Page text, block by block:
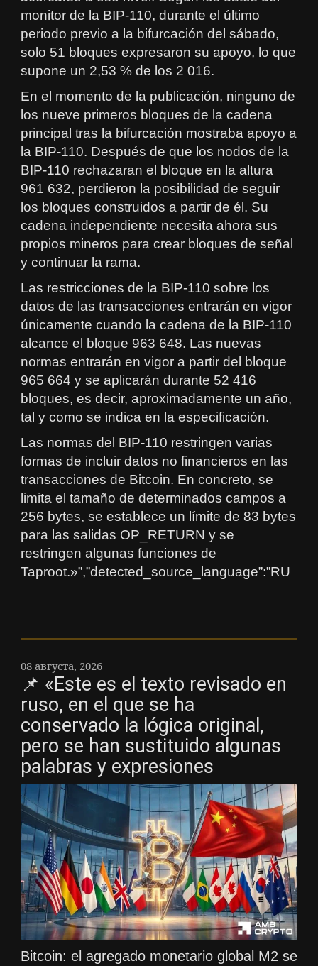
monitor de la BIP-110, durante el último
periodo previo a la bifurcación del sábado,
solo 51 bloques expresaron su apoyo, lo que
supone un 2,53 % de los 2 016.
En el momento de la publicación, ninguno de
los nueve primeros bloques de la cadena
principal tras la bifurcación mostraba apoyo a
la BIP-110. Después de que los nodos de la
BIP-110 rechazaran el bloque en la altura
961 632, perdieron la posibilidad de seguir
los bloques construidos a partir de él. Su
cadena independiente necesita ahora sus
propios mineros para crear bloques de señal
y continuar la rama.
Las restricciones de la BIP-110 sobre los
datos de las transacciones entrarán en vigor
únicamente cuando la cadena de la BIP-110
alcance el bloque 963 648. Las nuevas
normas entrarán en vigor a partir del bloque
965 664 y se aplicarán durante 52 416
bloques, es decir, aproximadamente un año,
tal y como se indica en la especificación.
Las normas del BIP-110 restringen varias
formas de incluir datos no financieros en las
transacciones de Bitcoin. En concreto, se
limita el tamaño de determinados campos a
256 bytes, se establece un límite de 83 bytes
para las salidas OP_RETURN y se
restringen algunas funciones de
Taproot.»”,”detected_source_language”:”RU
08 августа, 2026
📌 «Este es el texto revisado en
ruso, en el que se ha
conservado la lógica original,
pero se han sustituido algunas
palabras y expresiones
Bitcoin: el agregado monetario global M2 se